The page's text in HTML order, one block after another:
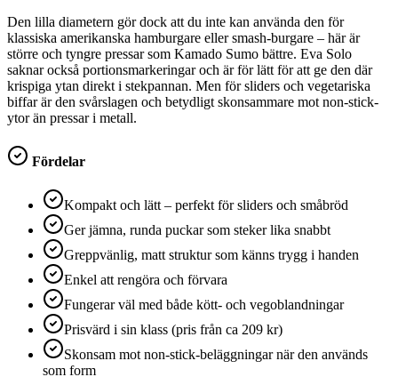
Den lilla diametern gör dock att du inte kan använda den för
klassiska amerikanska hamburgare eller smash-burgare – här är
större och tyngre pressar som Kamado Sumo bättre. Eva Solo
saknar också portionsmarkeringar och är för lätt för att ge den där
krispiga ytan direkt i stekpannan. Men för sliders och vegetariska
biffar är den svårslagen och betydligt skonsammare mot non-stick-
ytor än pressar i metall.
Fördelar
Kompakt och lätt – perfekt för sliders och småbröd
Ger jämna, runda puckar som steker lika snabbt
Greppvänlig, matt struktur som känns trygg i handen
Enkel att rengöra och förvara
Fungerar väl med både kött- och vegoblandningar
Prisvärd i sin klass (pris från ca 209 kr)
Skonsam mot non-stick-beläggningar när den används
som form